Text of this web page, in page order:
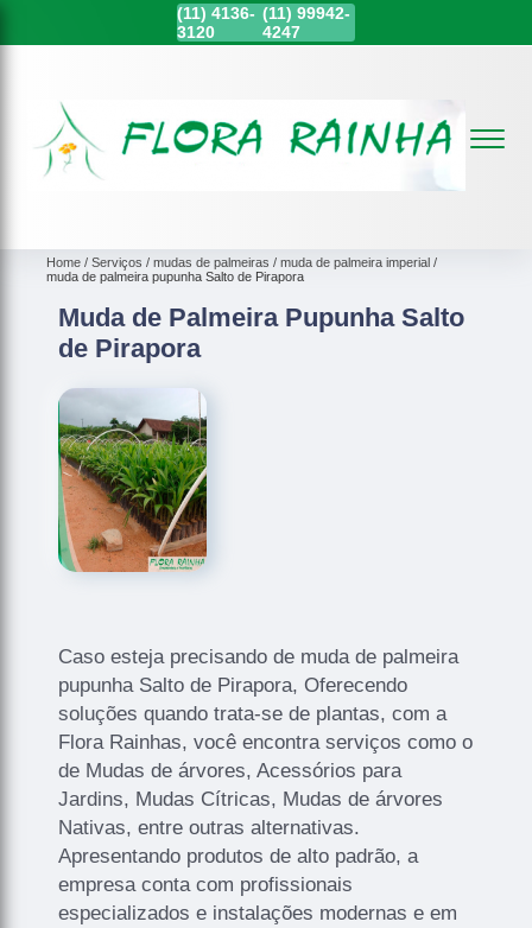
(11) 4136-
3120
(11)99942-
4247
Home Serviços mudas de palmeiras
muda de palmeira imperial
muda de palmeira pupunha Salto de Pirapora
Muda de Palmeira Pupunha Salto
de Pirapora
Caso esteja precisando de muda de palmeira
pupunha Salto de Pirapora, Oferecendo
soluções quando trata-se de plantas, com a
Flora Rainhas, você encontra serviços como o
de Mudas de árvores, Acessórios para
Jardins, Mudas Cítricas, Mudas de árvores
Nativas, entre outras alternativas.
Apresentando produtos de alto padrão, a
empresa conta com profissionais
especializados e instalações modernas e em